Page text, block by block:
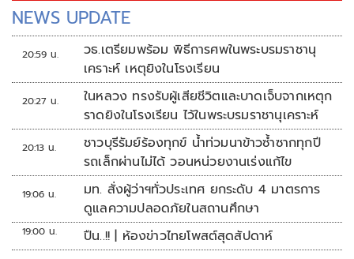
NEWS UPDATE
20:59 น.
วธ.เตรียมพร้อม พิธีการศพในพระบรมราชานุ
เคราะห์ เหตุยิงในโรงเรียน
20:27 น.
ในหลวง ทรงรับผู้เสียชีวิตและบาดเจ็บจากเหตุก
ราดยิงในโรงเรียน ไว้ในพระบรมราชานุเคราะห์
20:13 น.
ชาวบุรีรัมย์ร้องทุกข์ น้ำท่วมนาข้าวซ้ำซากทุกปี
รถเล็กผ่านไม่ได้ วอนหน่วยงานเร่งแก้ไข
19:06 น.
มท. สั่งผู้ว่าฯทั่วประเทศ ยกระดับ 4 มาตรการ
ดูแลความปลอดภัยในสถานศึกษา
19:00 น. ปืน..!! | ห้องข่าวไทยโพสต์สุดสัปดาห์